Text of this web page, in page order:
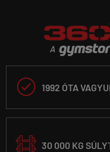
 1992 ÓTA
30 000 KG